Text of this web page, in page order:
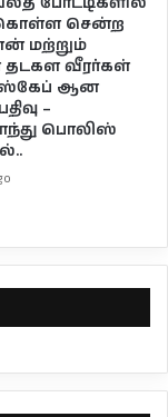
கொள்ள சென்ற
மற்றும்
வீரர்கள்
ஆன
–
பொலிஸ்